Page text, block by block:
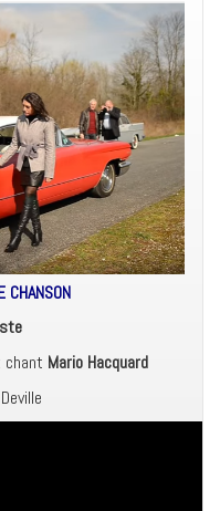
CHANSON
chant Mario Hacquard